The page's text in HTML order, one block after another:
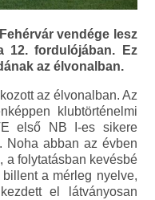
vendége lesz
12. fordulójában. Ez
az élvonalban.
az élvonalban. Az
klubtörténelmi
első NB I-es sikere
Noha abban az évben
a folytatásban kevésbé
a mérleg nyelve,
el látványosan